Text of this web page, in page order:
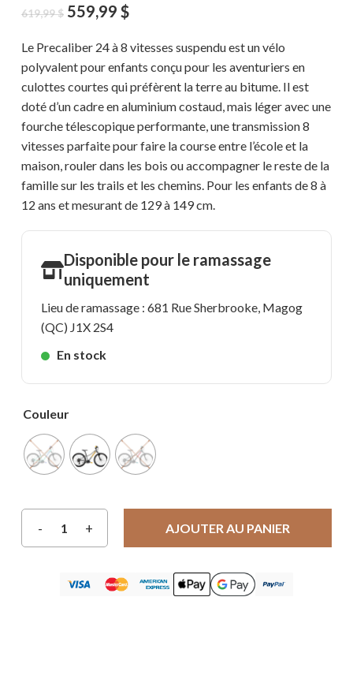
619,99$ Le
initial
était :
619,99 $.
559,99 $Le
actuel
est :
559,99 $.
Le Precaliber 24 à 8 vitesses suspendu est un vélo
polyvalent pour enfants conçu pour les aventuriers en
culottes courtes qui préfèrent la terre au bitume. Il est
doté d’un cadre en aluminium costaud, mais léger avec une
fourche télescopique performante, une transmission 8
vitesses parfaite pour faire la course entre l’école et la
maison, rouler dans les bois ou accompagner le reste de la
famille sur les trails et les chemins. Pour les enfants de 8 à
12 ans et mesurant de 129 à 149 cm.
Disponible pour le ramassage
uniquement
Lieu de ramassage : 681 Rue Sherbrooke, Magog
(QC) J1X 2S4
En stock
Couleur
AJOUTER AU PANIER